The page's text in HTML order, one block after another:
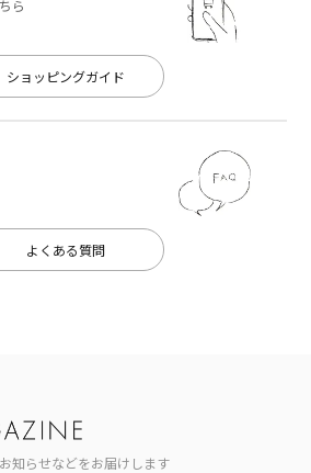
ら
ショッピングガイド
よくある質問
知らせなどをお届けします